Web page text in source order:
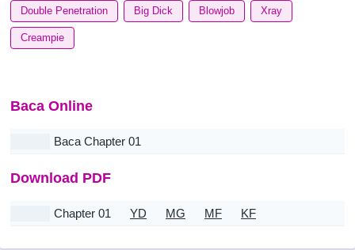
Double Penetration Big Dick Blowjob Xray
Creampie
Baca Online
Baca Chapter 01
Download PDF
Chapter 01 YD MG MF KF